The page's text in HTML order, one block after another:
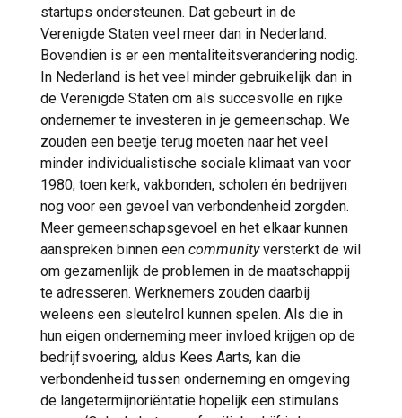
startups ondersteunen. Dat gebeurt in de
Verenigde Staten veel meer dan in Nederland.
Bovendien is er een mentaliteitsverandering nodig.
In Nederland is het veel minder gebruikelijk dan in
de Verenigde Staten om als succesvolle en rijke
ondernemer te investeren in je gemeenschap. We
zouden een beetje terug moeten naar het veel
minder individualistische sociale klimaat van voor
1980, toen kerk, vakbonden, scholen én bedrijven
nog voor een gevoel van verbondenheid zorgden.
Meer gemeenschapsgevoel en het elkaar kunnen
aanspreken binnen een communityversterkt de wil
om gezamenlijk de problemen in de maatschappij
te adresseren. Werknemers zouden daarbij
weleens een sleutelrol kunnen spelen. Als die in
hun eigen onderneming meer invloed krijgen op de
bedrijfsvoering, aldus Kees Aarts, kan die
verbondenheid tussen onderneming en omgeving
de langetermijnoriëntatie hopelijk een stimulans